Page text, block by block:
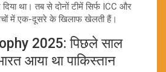
था। तब से दोनों टीमें सिर्फ ICC और
में एक-दूसरे के खिलाफ खेलती हैं।
2025: पिछले साल
आया था पाकिस्तान